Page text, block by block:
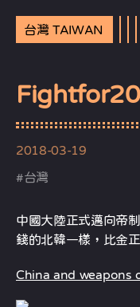
台灣 TAIWAN
2018-03-19
#台灣
中國大陸正式邁向帝
錢的北韓一樣，比金
China and weapons